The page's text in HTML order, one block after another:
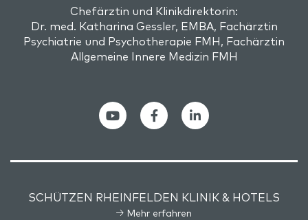
Chefärztin und Klinikdirektorin:
Dr. med. Katharina Gessler, EMBA, Fachärztin
Psychiatrie und Psychotherapie FMH, Fachärztin
Allgemeine Innere Medizin FMH
SCHÜTZEN RHEINFELDEN KLINIK & HOTELS
Mehr erfahren